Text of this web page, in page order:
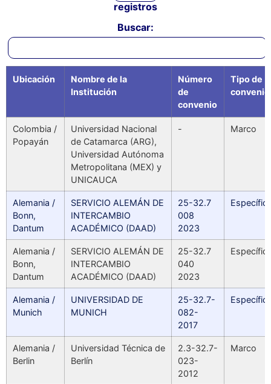
registros
Buscar:
Ubicación
Nombre de la
Institución
Número
de
convenio
Tipo de
convenio
Colombia /
Popayán
Universidad Nacional
de Catamarca (ARG),
Universidad Autónoma
Metropolitana (MEX) y
UNICAUCA
- Marco
Alemania /
Bonn,
Dantum
SERVICIO ALEMÁN DE
INTERCAMBIO
ACADÉMICO (DAAD)
25-32.7
008
2023
Alemania /
Bonn,
Dantum
SERVICIO ALEMÁN DE
INTERCAMBIO
ACADÉMICO (DAAD)
25-32.7
040
2023
Alemania /
Munich
UNIVERSIDAD DE
MUNICH
25-32.7-
082-
2017
Alemania /
Berlin
Universidad Técnica de
Berlín
2.3-32.7-
023-
2012
Marco